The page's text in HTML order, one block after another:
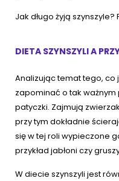
Jak długo żyją szynszyle?
DIETA SZYNSZYLI A
Analizując temat tego, co
zapominać o tak ważnym
patyczki. Zajmują
przy tym dokładnie
się w tej roli wypieczone
przykład jabłoni czy
W diecie szynszyli jest